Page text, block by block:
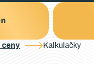
ceny Kalkulačky